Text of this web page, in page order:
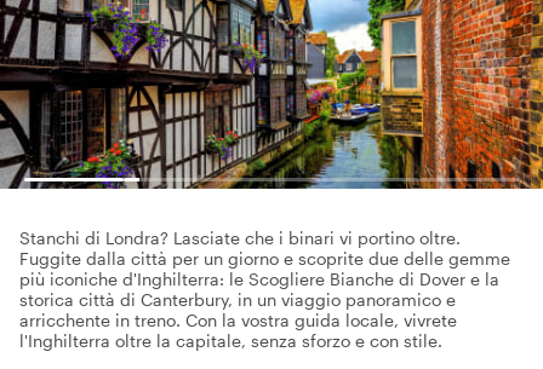
Stanchi di Londra? Lasciate che i binari vi portino oltre.
Fuggite dalla città per un giorno e scoprite due delle gemme
più iconiche d'Inghilterra: le Scogliere Bianche di Dover e la
storica città di Canterbury, in un viaggio panoramico e
arricchente in treno. Con la vostra guida locale, vivrete
l'Inghilterra oltre la capitale, senza sforzo e con stile.